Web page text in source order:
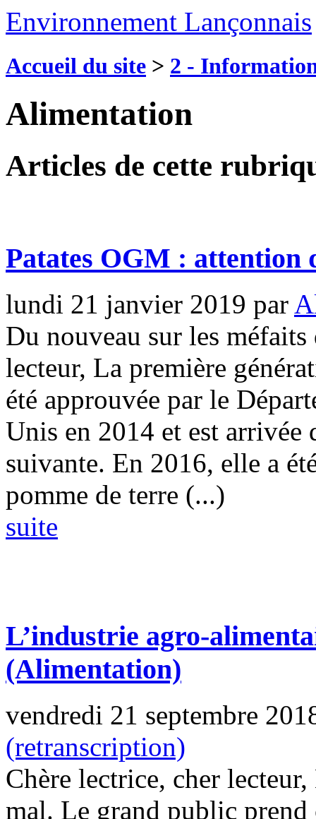
Environnement Lançonnais
Accueil du site > 2 -
Alimentation
Articles de cette
Patates OGM : attention
lundi 21 janvier 2019 par
Du nouveau sur les
lecteur, La première
été approuvée par le
Unis en 2014 et est arrivée
suivante. En 2016, elle a
pomme de terre (...)
suite
L’industrie agro-
(Alimentation)
vendredi 21 septembre
(retranscription)
Chère lectrice, cher
mal. Le grand public prend